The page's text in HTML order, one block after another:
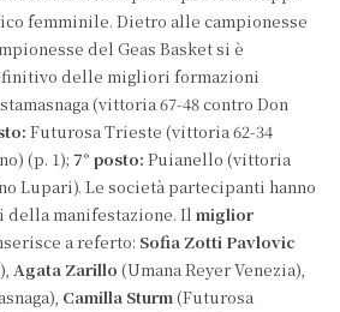
femminile. Dietro alle campionesse
del Geas Basket si è
delle migliori formazioni
(vittoria 67-48 contro Don
Futurosa Trieste (vittoria 62-34
(p. 1); 7° posto: Puianello (vittoria
Lupari). Le società partecipanti hanno
manifestazione. Il miglior
a referto: Sofia Zotti Pavlovic
Agata Zarillo (Umana Reyer Venezia),
Camilla Sturm (Futurosa